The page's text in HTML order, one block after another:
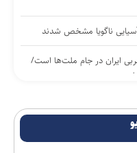
ناگویا مشخص شدند
ایران در جام ملت‌ها است/
باشگاه باز است؛